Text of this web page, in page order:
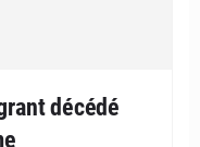
décédé